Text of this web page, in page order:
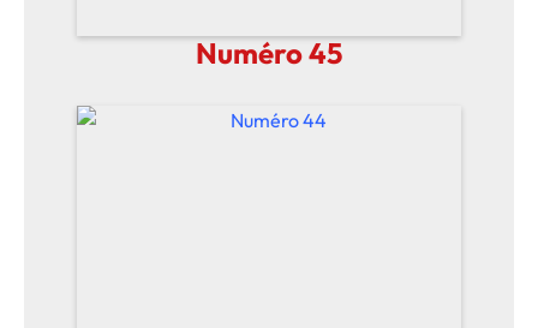
Numéro 45